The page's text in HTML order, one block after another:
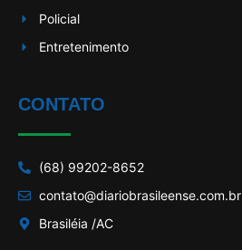
Policial
Entretenimento
CONTATO
(68) 99202-8652
contato@diariobrasileense.com.br
Brasiléia /AC